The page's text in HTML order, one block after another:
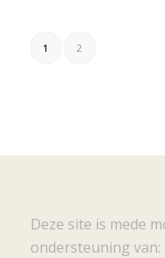
1 2
Deze site is mede
ondersteuning van: